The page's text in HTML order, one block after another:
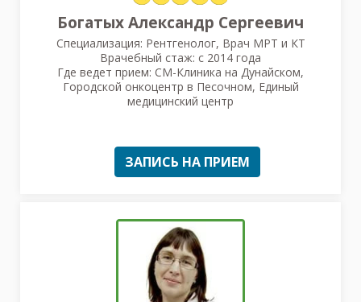
Богатых Александр Сергеевич
Специализация: Рентгенолог, Врач МРТ и КТ
Врачебный стаж: с 2014 года
Где ведет прием: СМ-Клиника на Дунайском,
Городской онкоцентр в Песочном, Единый
медицинский центр
ЗАПИСЬ НА ПРИЕМ